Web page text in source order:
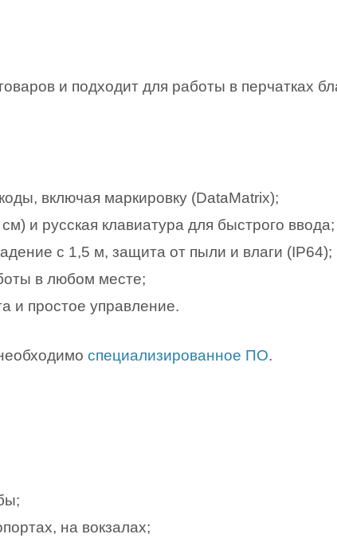
и подходит для работы в перчатках
включая маркировку (DataMatrix);
и русская клавиатура для быстрого ввода;
с 1,5 м, защита от пыли и влаги (IP64);
в любом месте;
и простое управление.
специализированное ПО.
на вокзалах;